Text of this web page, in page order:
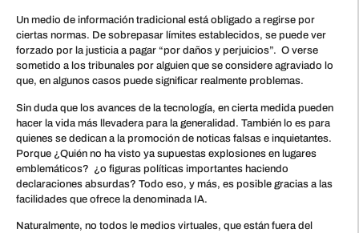
Un medio de información tradicional está obligado a regirse por
ciertas normas. De sobrepasar límites establecidos, se puede ver
forzado por la justicia a pagar “por daños y perjuicios”. O verse
sometido a los tribunales por alguien que se considere agraviado lo
que, en algunos casos puede significar realmente problemas.
Sin duda que los avances de la tecnología, en cierta medida pueden
hacer la vida más llevadera para la generalidad. También lo es para
quienes se dedican a la promoción de noticas falsas e inquietantes.
Porque ¿Quién no ha visto ya supuestas explosiones en lugares
emblemáticos? ¿o figuras políticas importantes haciendo
declaraciones absurdas? Todo eso, y más, es posible gracias a las
facilidades que ofrece la denominada IA.
Naturalmente, no todos le medios virtuales, que están fuera del